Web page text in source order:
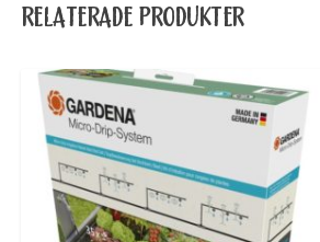
RELATERADE PRODUKTER